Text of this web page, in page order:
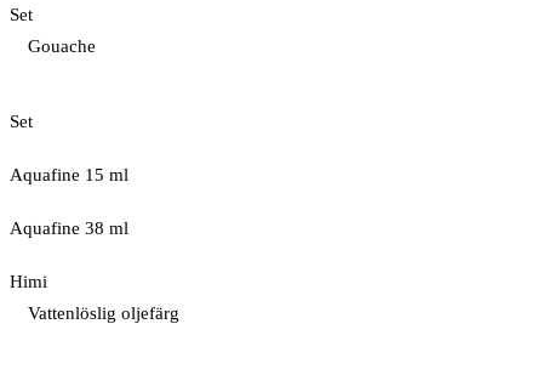
Set
Gouache
Set
Aquafine 15 ml
Aquafine 38 ml
Himi
Vattenlöslig oljefärg